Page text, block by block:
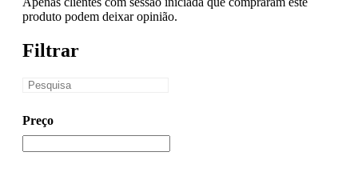
produto podem deixar opinião.
Filtrar
Preço